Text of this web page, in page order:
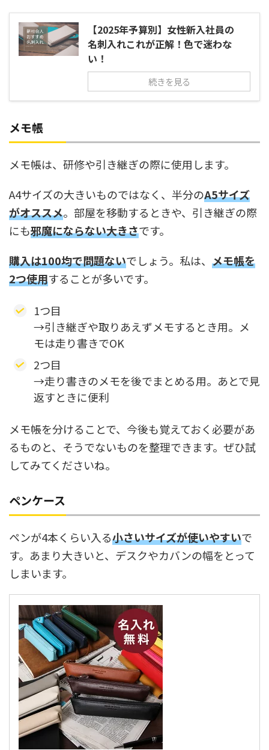
【2025年予算別】女性新入社員の
名刺入れこれが正解！色で迷わな
い！
続きを見る
メモ帳
メモ帳は、研修や引き継ぎの際に使用します。
A4サイズの大きいものではなく、半分のA5サイズ
がオススメ。部屋を移動するときや、引き継ぎの際
にも邪魔にならない大きさです。
購入は100均で問題ないでしょう。私は、 メモ帳を
2つ使用することが多いです。
1つ目
→引き継ぎや取りあえずメモするとき用。メ
モは走り書きでOK
2つ目
→走り書きのメモを後でまとめる用。あとで見
返すときに便利
メモ帳を分けることで、今後も覚えておく必要があ
るものと、そうでないものを整理できます。ぜひ試
してみてくださいね。
ペンケース
ペンが4本くらい入る小さいサイズが使いやすいで
す。あまり大きいと、デスクやカバンの幅をとって
しまいます。